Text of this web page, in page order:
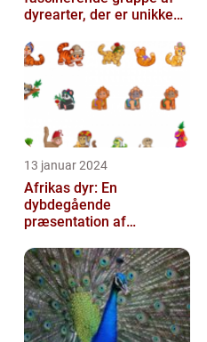
dyrearter, der er unikke
kontinent
13 januar 2024
Afrikas dyr: En
dybdegående
præsentation af
dyreliv